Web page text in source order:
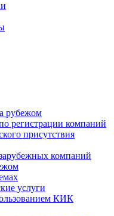
рубежом
регистрации компаний
присутствия
компаний
услуги
КИК